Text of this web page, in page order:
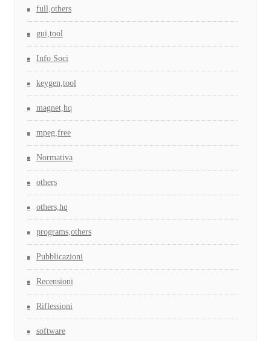
full,others
gui,tool
Info Soci
keygen,tool
magnet,hq
mpeg,free
Normativa
others
others,hq
programs,others
Pubblicazioni
Recensioni
Riflessioni
software